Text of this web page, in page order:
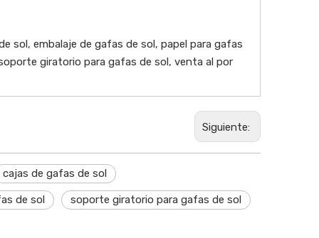
sol, embalaje de gafas de sol, papel para gafas
giratorio para gafas de sol, venta al por
Siguiente:
cajas de gafas de sol
de sol soporte giratorio para gafas de sol